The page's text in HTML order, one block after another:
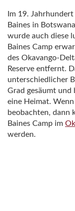
Im 19.
Baines in
wurde auch diese
Baines Camp
des Okavango-
Reserve entfernt.
unterschiedlicher
Grad gesäumt und
eine Heimat.
beobachten, dann
Baines Camp im
werden.